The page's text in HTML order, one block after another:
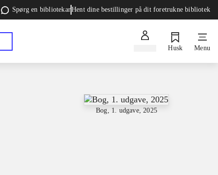
Spørg en bibliotekarHent dine bestillinger på dit foretrukne bibliotek
Husk Menu
Bog, 1. udgave, 2025